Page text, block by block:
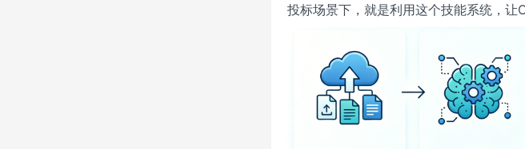
投标场景下，就是利用这个技能系统，让